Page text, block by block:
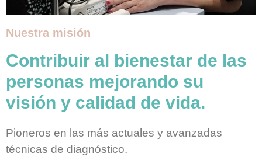
Nuestra misión
Contribuir al bienestar de las
personas mejorando su
visión y calidad de vida.
Pioneros en las más actuales y avanzadas
técnicas de diagnóstico.